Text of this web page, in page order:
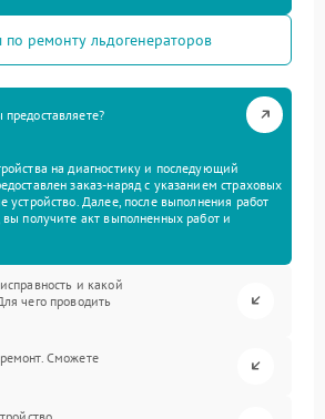
по ремонту льдогенераторов
на диагностику и последующий
заказ-наряд с указанием страховых
устройство. Далее, после выполнения работ
получите акт выполненных работ и
и какой
чего проводить
Сможете